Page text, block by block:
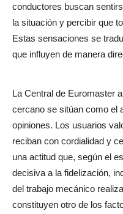
conductores buscan
la situación y percibir que
Estas sensaciones se
que influyen de manera
La Central de Euromaster
cercano se sitúan como el
opiniones. Los usuarios
reciban con cordialidad y
una actitud que, según el
decisiva a la fidelización,
del trabajo mecánico
constituyen otro de los